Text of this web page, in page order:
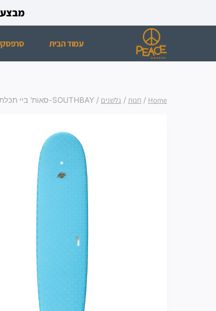
מבצע! על
עמוד הבית
Home
/ חנות / גלשנים / SOUTHBAY-סאות' ביי תכלת 6.8